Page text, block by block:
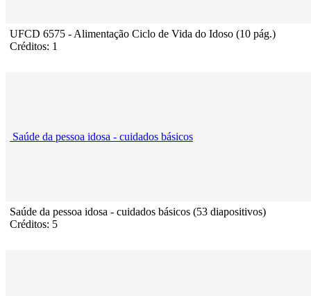
UFCD 6575 - Alimentação Ciclo de Vida do Idoso (10 pág.)
Créditos: 1
Saúde da pessoa idosa - cuidados básicos
Saúde da pessoa idosa - cuidados básicos (53 diapositivos)
Créditos: 5